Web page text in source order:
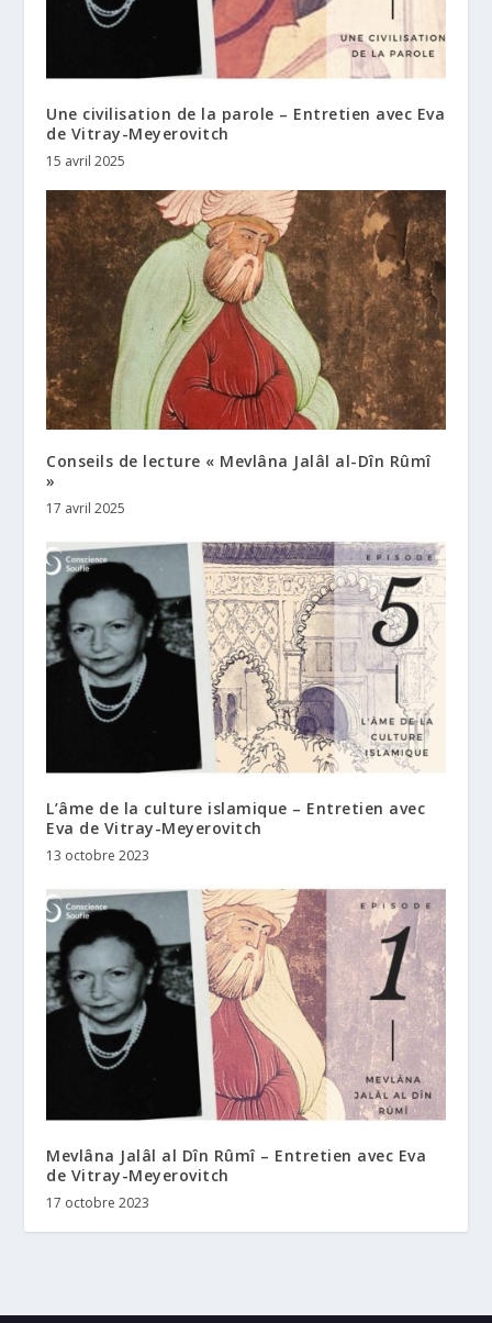
Une civilisation de la parole – Entretien avec Eva
de Vitray-Meyerovitch
15 avril 2025
Conseils de lecture « Mevlâna Jalâl al-Dîn Rûmî
»
17 avril 2025
L’âme de la culture islamique – Entretien avec
Eva de Vitray-Meyerovitch
13 octobre 2023
Mevlâna Jalâl al Dîn Rûmî – Entretien avec Eva
de Vitray-Meyerovitch
17 octobre 2023